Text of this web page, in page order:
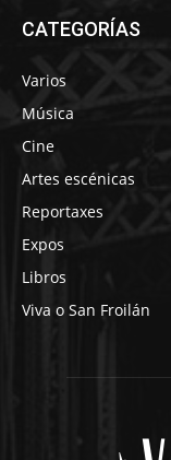
CATEGORÍAS
Varios
Música
Cine
Artes escénicas
Reportaxes
Expos
Libros
Viva o San Froilán